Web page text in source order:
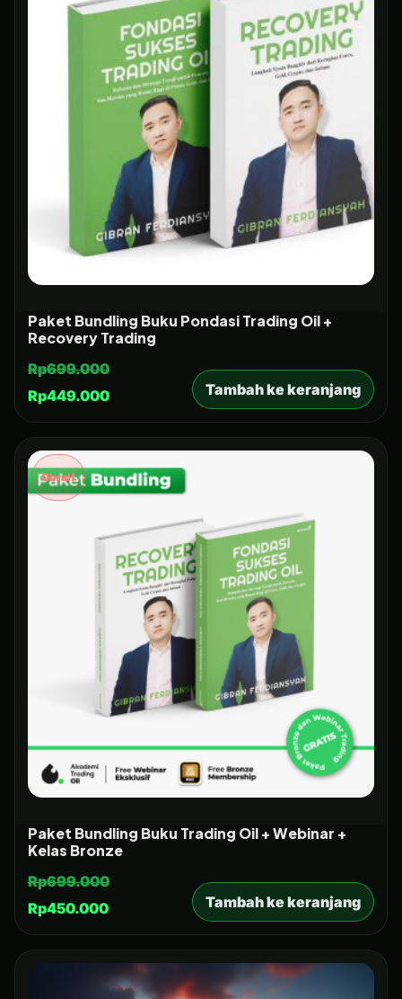
Paket Bundling Buku Pondasi Trading Oil +
Recovery Trading
Rp699.000
Rp449.000 Tambah ke keranjang
Obral!
Paket Bundling Buku Trading Oil + Webinar +
Kelas Bronze
Rp699.000
Rp450.000 Tambah ke keranjang